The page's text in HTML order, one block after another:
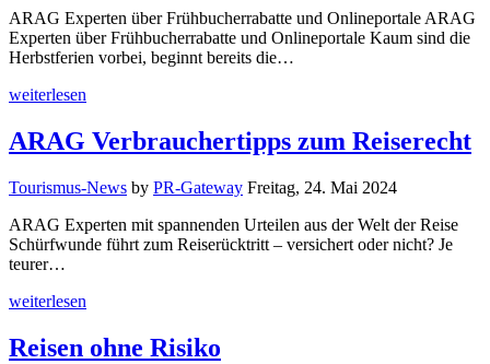
ARAG Experten über Frühbucherrabatte und Onlineportale ARAG
Experten über Frühbucherrabatte und Onlineportale Kaum sind die
Herbstferien vorbei, beginnt bereits die…
weiterlesen
ARAG Verbrauchertipps zum Reiserecht
Tourismus-News by PR-Gateway Freitag, 24. Mai 2024
ARAG Experten mit spannenden Urteilen aus der Welt der Reise
Schürfwunde führt zum Reiserücktritt – versichert oder nicht? Je
teurer…
weiterlesen
Reisen ohne Risiko